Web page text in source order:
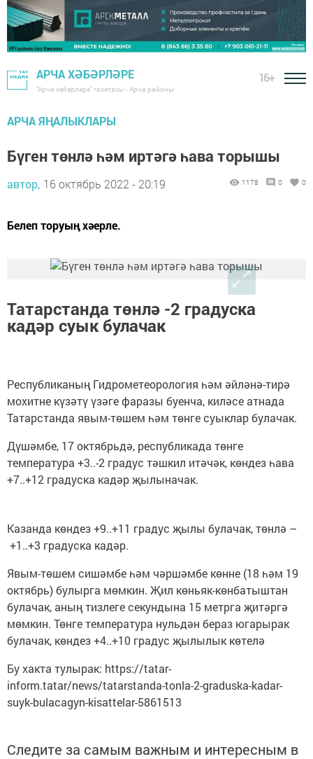
АРЧА ХӘБӘРЛӘРЕ
"Арча хәбәрләре" газетасы - Арча районы
16+
АРЧА ЯҢАЛЫКЛАРЫ
Бүген төнлә һәм иртәгә һава торышы
автор, 16 октябрь 2022 - 20:19 1178 0 0
Белеп торуың хәерле.
Татарстанда төнлә -2 градуска
кадәр суык булачак
Республиканың Гидрометеорология һәм әйләнә-тирә
мохитне күзәтү үзәге фаразы буенча, киләсе атнада
Татарстанда явым-төшем һәм төнге суыклар булачак.
Дүшәмбе, 17 октябрьдә, республикада төнге
температура +3..-2 градус тәшкил итәчәк, көндез һава
+7..+12 градуска кадәр җылыначак.
Казанда көндез +9..+11 градус җылы булачак, төнлә –
+1..+3 градуска кадәр.
Явым-төшем сишәмбе һәм чәршәмбе көнне (18 һәм 19
октябрь) булырга мөмкин. Җил көньяк-көнбатыштан
булачак, аның тизлеге секундына 15 метрга җитәргә
мөмкин. Төнге температура нульдән бераз югарырак
булачак, көндез +4..+10 градус җылылык көтелә
Бу хакта тулырак: https://tatar-
inform.tatar/news/tatarstanda-tonla-2-graduska-kadar-
suyk-bulacagyn-kisattelar-5861513
Следите за самым важным и интересным в